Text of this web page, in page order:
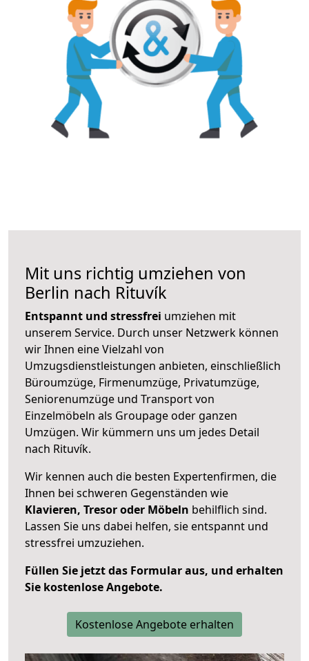
Mit uns richtig umziehen von
Berlin nach Rituvík
Entspannt und stressfrei umziehen mit
unserem Service. Durch unser Netzwerk können
wir Ihnen eine Vielzahl von
Umzugsdienstleistungen anbieten, einschließlich
Büroumzüge, Firmenumzüge, Privatumzüge,
Seniorenumzüge und Transport von
Einzelmöbeln als Groupage oder ganzen
Umzügen. Wir kümmern uns um jedes Detail
nach Rituvík.
Wir kennen auch die besten Expertenfirmen, die
Ihnen bei schweren Gegenständen wie
Klavieren, Tresor oder Möbeln behilflich sind.
Lassen Sie uns dabei helfen, sie entspannt und
stressfrei umzuziehen.
Füllen Sie jetzt das Formular aus, und erhalten
Sie kostenlose Angebote.
Kostenlose Angebote erhalten